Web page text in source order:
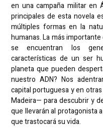
en una campaña militar en
principales de esta novela
múltiples formas en la
humanas. La más
se encuentran los
características de un ser
planeta que pueden
nuestro ADN? Nos
capital portuguesa y en
Madeira— para descubrir y
que llevarán al protagonista
que trastocará su vida.